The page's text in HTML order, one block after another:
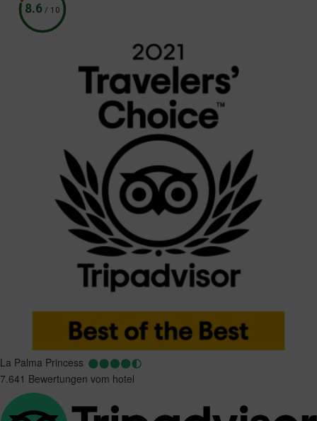
8.6/ 10
La Palma Princess
7.641 Bewertungen vom hotel